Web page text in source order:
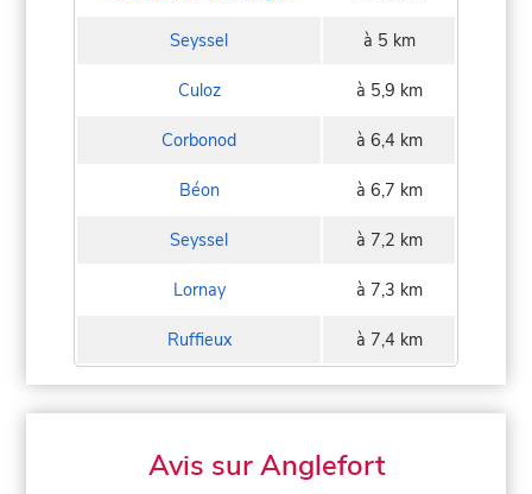
Seyssel à 5 km
Culoz à 5,9 km
Corbonod à 6,4 km
Béon à 6,7 km
Seyssel à 7,2 km
Lornay à 7,3 km
Ruffieux à 7,4 km
Avis sur Anglefort